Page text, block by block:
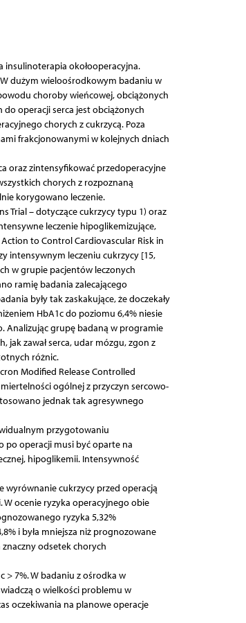
insulinoterapia okołooperacyjna.
dużym wieloośrodkowym badaniu w
choroby wieńcowej, obciążonych
do operacji serca jest obciążonych
chorych z cukrzycą. Poza
frakcjonowanymi w kolejnych dniach
oraz zintensyfikować przedoperacyjne
chorych z rozpoznaną
korygowano leczenie.
Trial – dotyczące cukrzycy typu 1) oraz
leczenie hipoglikemizujące,
to Control Cardiovascular Risk in
intensywnym leczeniu cukrzycy [15,
w grupie pacjentów leczonych
ramię badania zalecającego
były tak zaskakujące, że doczekały
HbA1c do poziomu 6,4% niesie
Analizując grupę badaną w programie
jak zawał serca, udar mózgu, zgon z
różnic.
Modified Release Controlled
ogólnej z przyczyn sercowo-
jednak tak agresywnego
przygotowaniu
po operacji musi być oparte na
hipoglikemii. Intensywność
wyrównanie cukrzycy przed operacją
W ocenie ryzyka operacyjnego obie
ryzyka 5,32%
i była mniejsza niż prognozowane
znaczny odsetek chorych
> 7%. W badaniu z ośrodka w
o wielkości problemu w
oczekiwania na planowe operacje